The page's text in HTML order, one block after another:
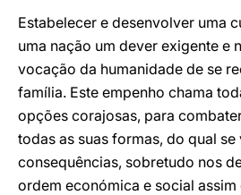
Estabelecer e desenvolver uma
uma nação um dever exigente e
vocação da humanidade de se
família. Este empenho chama
opções corajosas, para
todas as suas formas, do qual
consequências, sobretudo nos
ordem económica e social